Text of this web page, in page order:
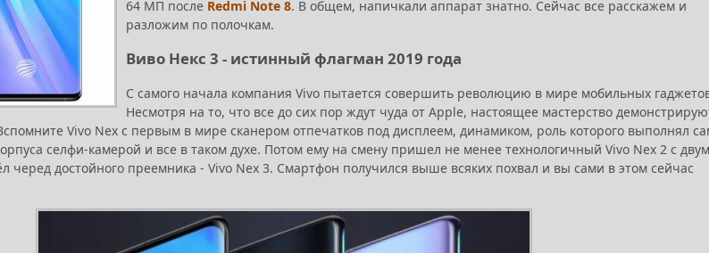
64 МП после Redmi Note 8. В общем, напичкали аппарат знатно. Сейчас все расскажем и
разложим по полочкам.
Виво Некс 3 - истинный флагман 2019 года
С самого начала компания Vivo пытается совершить революцию в мире мобильных
Несмотря на то, что все до сих пор ждут чуда от Apple, настоящее мастерство
Vivo Nex с первым в мире сканером отпечатков под дисплеем, динамиком, роль которого выполнял
селфи-камерой и все в таком духе. Потом ему на смену пришел не менее технологичный Vivo Nex 2 с
черед достойного преемника - Vivo Nex 3. Смартфон получился выше всяких похвал и вы сами в этом сейчас